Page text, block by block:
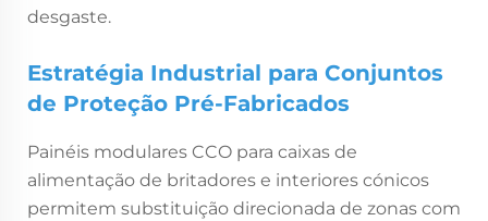
desgaste.
Estratégia Industrial para Conjuntos
de Proteção Pré-Fabricados
Painéis modulares CCO para caixas de
alimentação de britadores e interiores cónicos
permitem substituição direcionada de zonas com